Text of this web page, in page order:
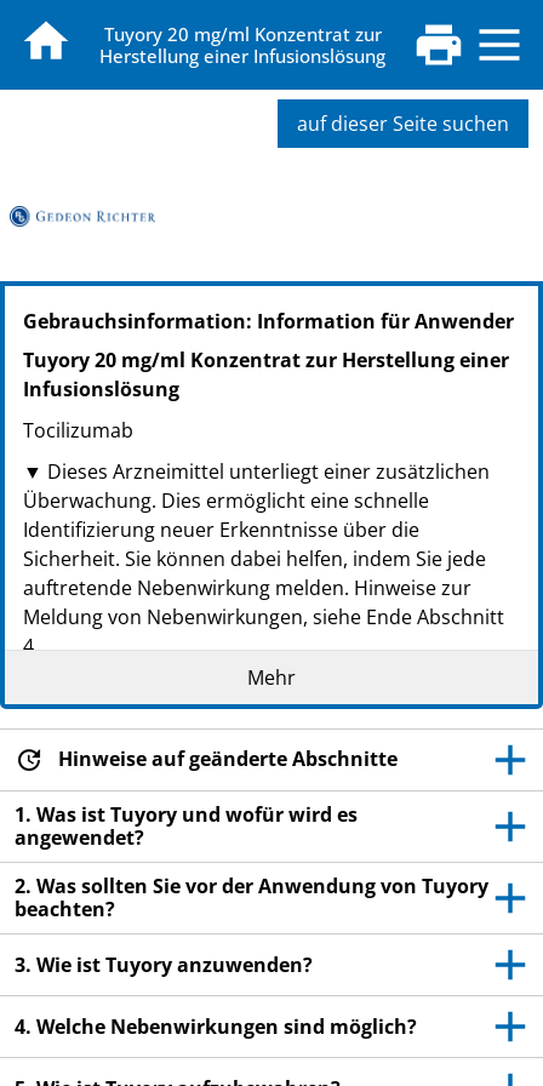
Tuyory 20 mg/ml Konzentrat zur
Herstellung einer Infusionslösung
auf dieser Seite suchen
PZN: 20634729
PPN: 112063472909
PZN: 20634741
PPN: 112063474138
PPN: 112063475828
Gebrauchsinformation: Information für Anwender
Tuyory 20 mg/ml Konzentrat zur Herstellung einer
Infusionslösung
Tocilizumab
▼ Dieses Arzneimittel unterliegt einer zusätzlichen
Überwachung. Dies ermöglicht eine schnelle
Identifizierung neuer Erkenntnisse über die
Sicherheit. Sie können dabei helfen, indem Sie jede
auftretende Nebenwirkung melden. Hinweise zur
Meldung von Nebenwirkungen, siehe Ende Abschnitt
4.
Lesen Sie die gesamte Packungsbeilage sorgfältig
durch, bevor Sie mit der Anwendung dieses
Arzneimittels beginnen, denn sie enthält wichtige
Informationen.
Heben Sie die Packungsbeilage auf. Vielleicht
möchten Sie diese später nochmals lesen.
Wenn Sie weitere Fragen haben, wenden Sie sich
an Ihren Arzt oder das medizinische
Fachpersonal.
Wenn Sie Nebenwirkungen bemerken, wenden Sie
sich an Ihren Arzt oder das medizinische
Fachpersonal. Dies gilt auch für Nebenwirkungen,
die nicht in dieser Packungsbeilage angegeben
Mehr
Hinweise auf geänderte Abschnitte
1. Was ist Tuyory und wofür wird es
angewendet?
2. Was sollten Sie vor der Anwendung von Tuyory
beachten?
3. Wie ist Tuyory anzuwenden?
4. Welche Nebenwirkungen sind möglich?